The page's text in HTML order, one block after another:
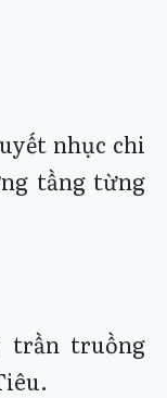
nhục chi
tầng từng
trần truồng